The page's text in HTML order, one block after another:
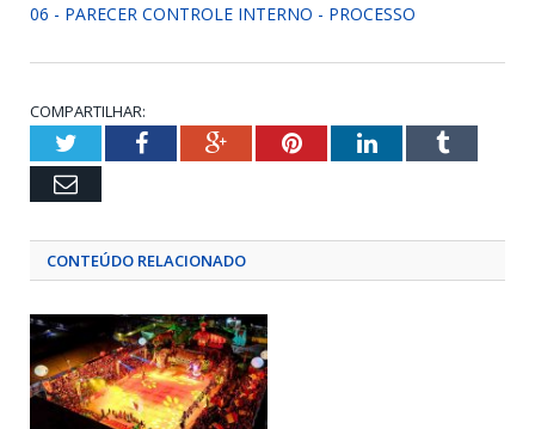
06 - PARECER CONTROLE INTERNO - PROCESSO
COMPARTILHAR:
TwitterFacebookGoogle+PinterestLinkedInTumblr
Email
CONTEÚDO RELACIONADO